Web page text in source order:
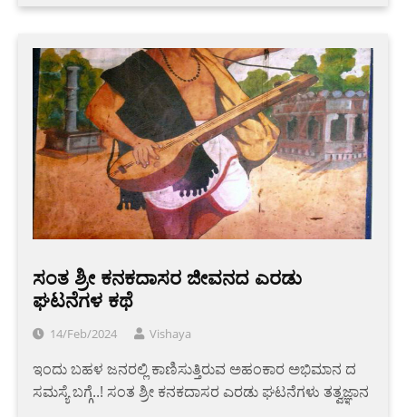
ಸಂತ ಶ್ರೀ ಕನಕದಾಸರ ಜೀವನದ ಎರಡು
ಘಟನೆಗಳ ಕಥೆ
14/Feb/2024 Vishaya
ಇಂದು ಬಹಳ ಜನರಲ್ಲಿ ಕಾಣಿಸುತ್ತಿರುವ ಅಹಂಕಾರ ಅಭಿಮಾನ ದ
ಸಮಸ್ಯೆ ಬಗ್ಗೆ..! ಸಂತ ಶ್ರೀ ಕನಕದಾಸರ ಎರಡು ಘಟನೆಗಳು ತತ್ವಜ್ಞಾನ